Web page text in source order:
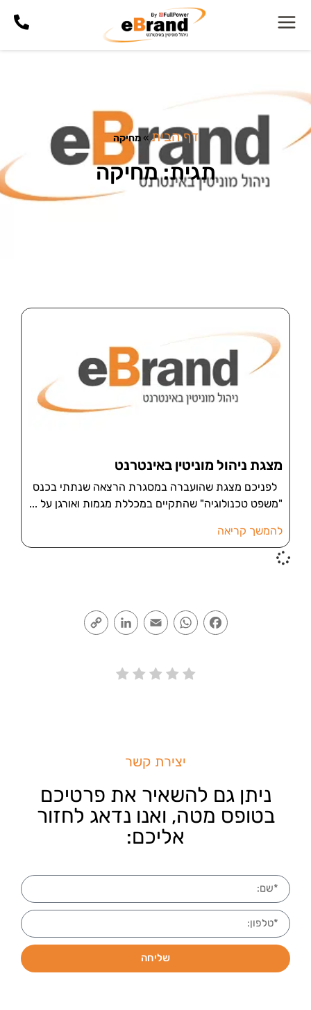
דף הבית»מחיקה
תגית: מחיקה
מצגת ניהול מוניטין באינטרנט
לפניכם מצגת שהועברה במסגרת הרצאה שנתתי בכנס
"משפט טכנולוגיה" שהתקיים במכללת מגמות ואורגן על
להמשך קריאה
Facebook
WhatsApp
Email
LinkedIn
יצירת קשר
ניתן גם להשאיר את פרטיכם
בטופס מטה, ואנו נדאג לחזור
אליכם:
שליחה